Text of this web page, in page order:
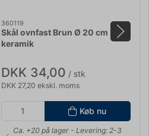
360119
Skål ovnfast Brun Ø 20 cm
keramik
DKK 34,00 / stk
DKK 27,20 ekskl. moms
Køb nu
Ca. +20 på lager- Levering: 2-3